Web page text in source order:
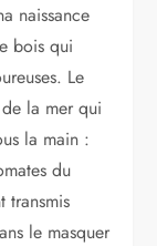
naissance
bois qui
Le
la mer qui
la main :
du
transmis
le masquer